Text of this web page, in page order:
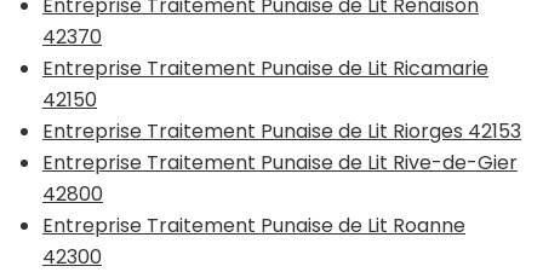
42370
Entreprise Traitement Punaise de Lit Ricamarie
42150
Entreprise Traitement Punaise de Lit Riorges 42153
Entreprise Traitement Punaise de Lit Rive-de-Gier
42800
Entreprise Traitement Punaise de Lit Roanne
42300